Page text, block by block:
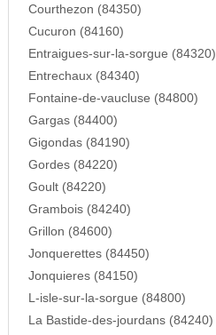
Courthezon (84350)
Cucuron (84160)
Entraigues-sur-la-sorgue (84320)
Entrechaux (84340)
Fontaine-de-vaucluse (84800)
Gargas (84400)
Gigondas (84190)
Gordes (84220)
Goult (84220)
Grambois (84240)
Grillon (84600)
Jonquerettes (84450)
Jonquieres (84150)
L-isle-sur-la-sorgue (84800)
La Bastide-des-jourdans (84240)